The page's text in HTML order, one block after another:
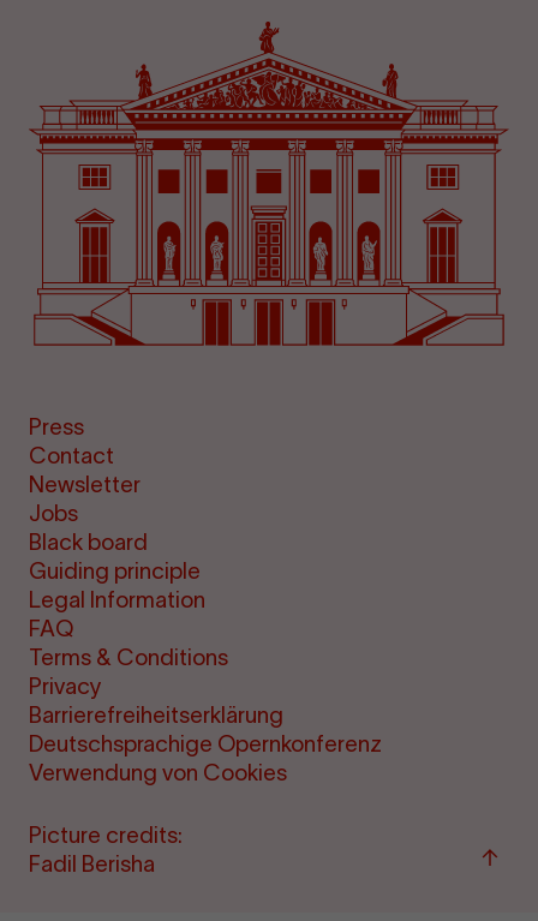
Press
Contact
Newsletter
Jobs
Black board
Guiding principle
Legal Information
FAQ
Terms & Conditions
Privacy
Barrierefreiheitserklärung
Deutschsprachige Opernkonferenz
Verwendung von Cookies
Picture credits:
Fadil Berisha
Back